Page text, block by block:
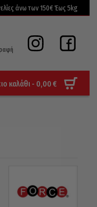
άνω των 150€ Έως 5kg
καλάθι - 0,00 €